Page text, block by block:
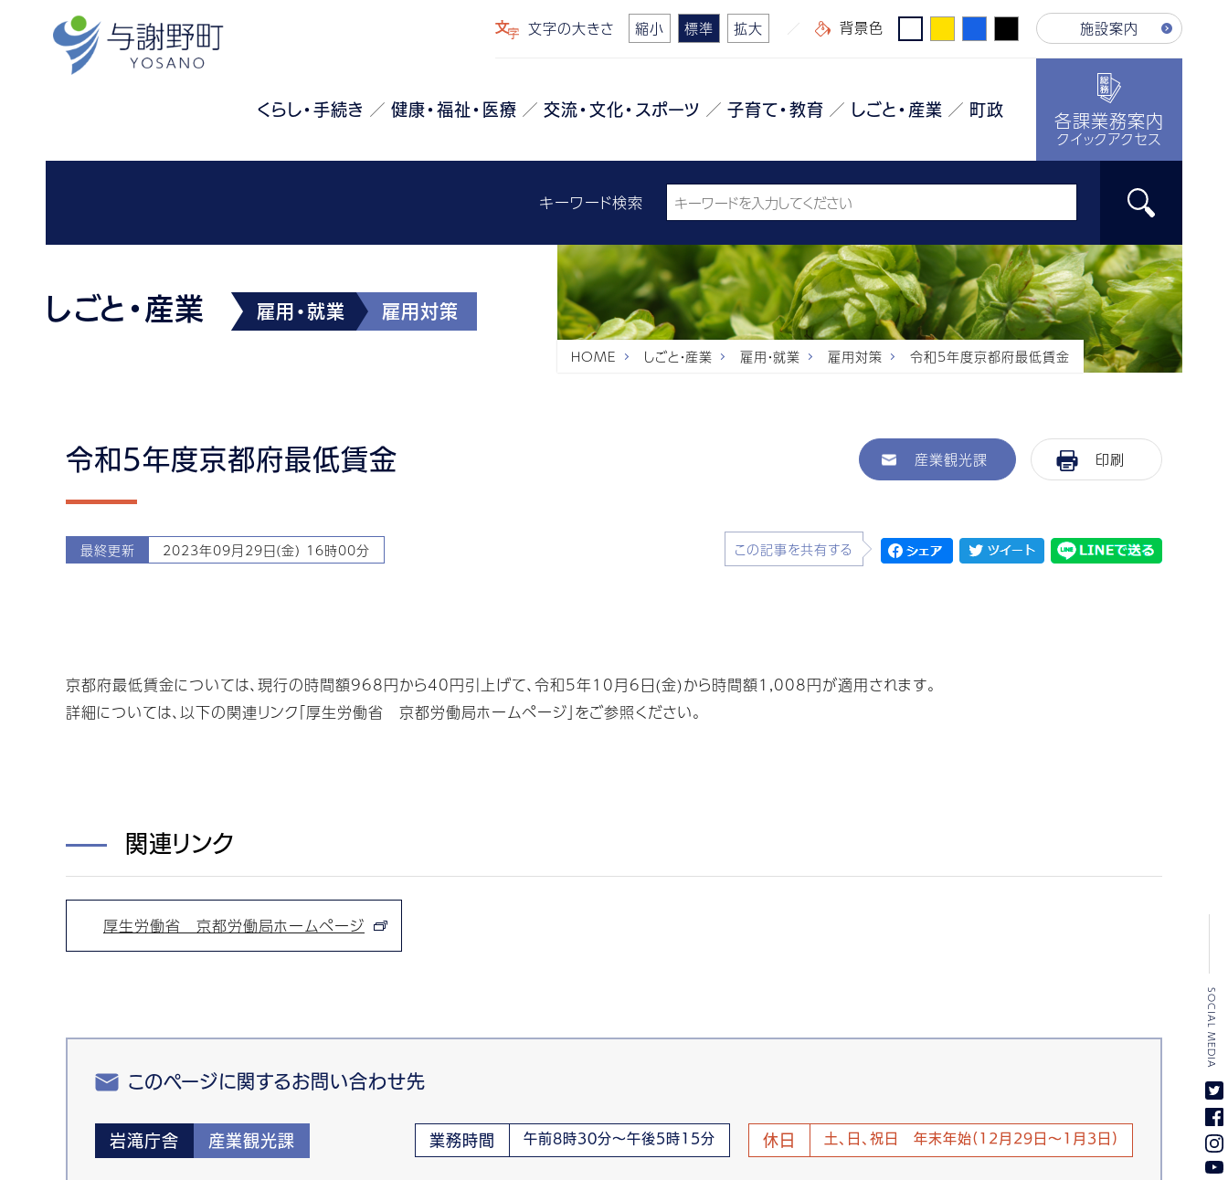
文字の大きさ 縮小 標準 拡大 背景色 施設案内
くらし・手続き 健康・福祉・医療 交流・文化・スポーツ 子育て・教育 しごと・産業 町政 各課業務案内
クイックアクセス
キーワード検索
しごと・産業 雇用・就業 雇用対策
HOME しごと・産業 雇用・就業 雇用対策 令和5年度京都府最低賃金
令和5年度京都府最低賃金 産業観光課 印刷
最終更新 2023年09月29日(金) 16時00分 この記事を共有する
京都府最低賃金については、現行の時間額968円から40円引上げて、令和5年10月6日(金)から時間額1,008円が適用されます。
詳細については、以下の関連リンク「厚生労働省 京都労働局ホームページ」をご参照ください。
関連リンク
厚生労働省 京都労働局ホームページ
このページに関するお問い合わせ先
岩滝庁舎 産業観光課 業務時間 午前8時30分～午後5時15分 休日 土、日、祝日 年末年始(12月29日～1月3日)
SOCIAL MEDIA